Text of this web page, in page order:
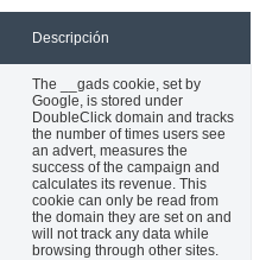
Descripción
The __gads cookie, set by
Google, is stored under
DoubleClick domain and tracks
the number of times users see
an advert, measures the
success of the campaign and
calculates its revenue. This
cookie can only be read from
the domain they are set on and
will not track any data while
browsing through other sites.